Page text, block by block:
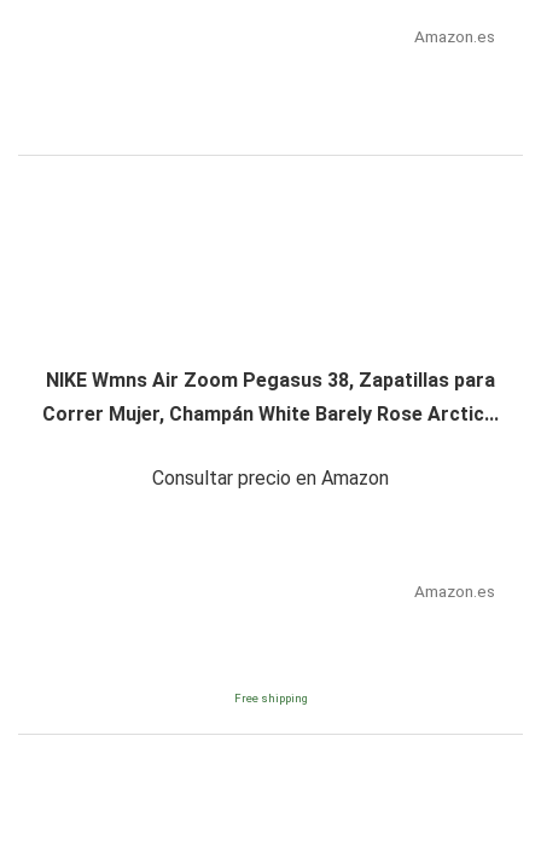
Amazon.es
NIKE Wmns Air Zoom Pegasus 38, Zapatillas para
Correr Mujer, Champán White Barely Rose Arctic...
Consultar precio en Amazon
Amazon.es
Free shipping